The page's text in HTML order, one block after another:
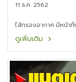
11 ธ.ค. 2562
ไส้กรองอากาศ มีหน้า
ดูเพิ่มเติม